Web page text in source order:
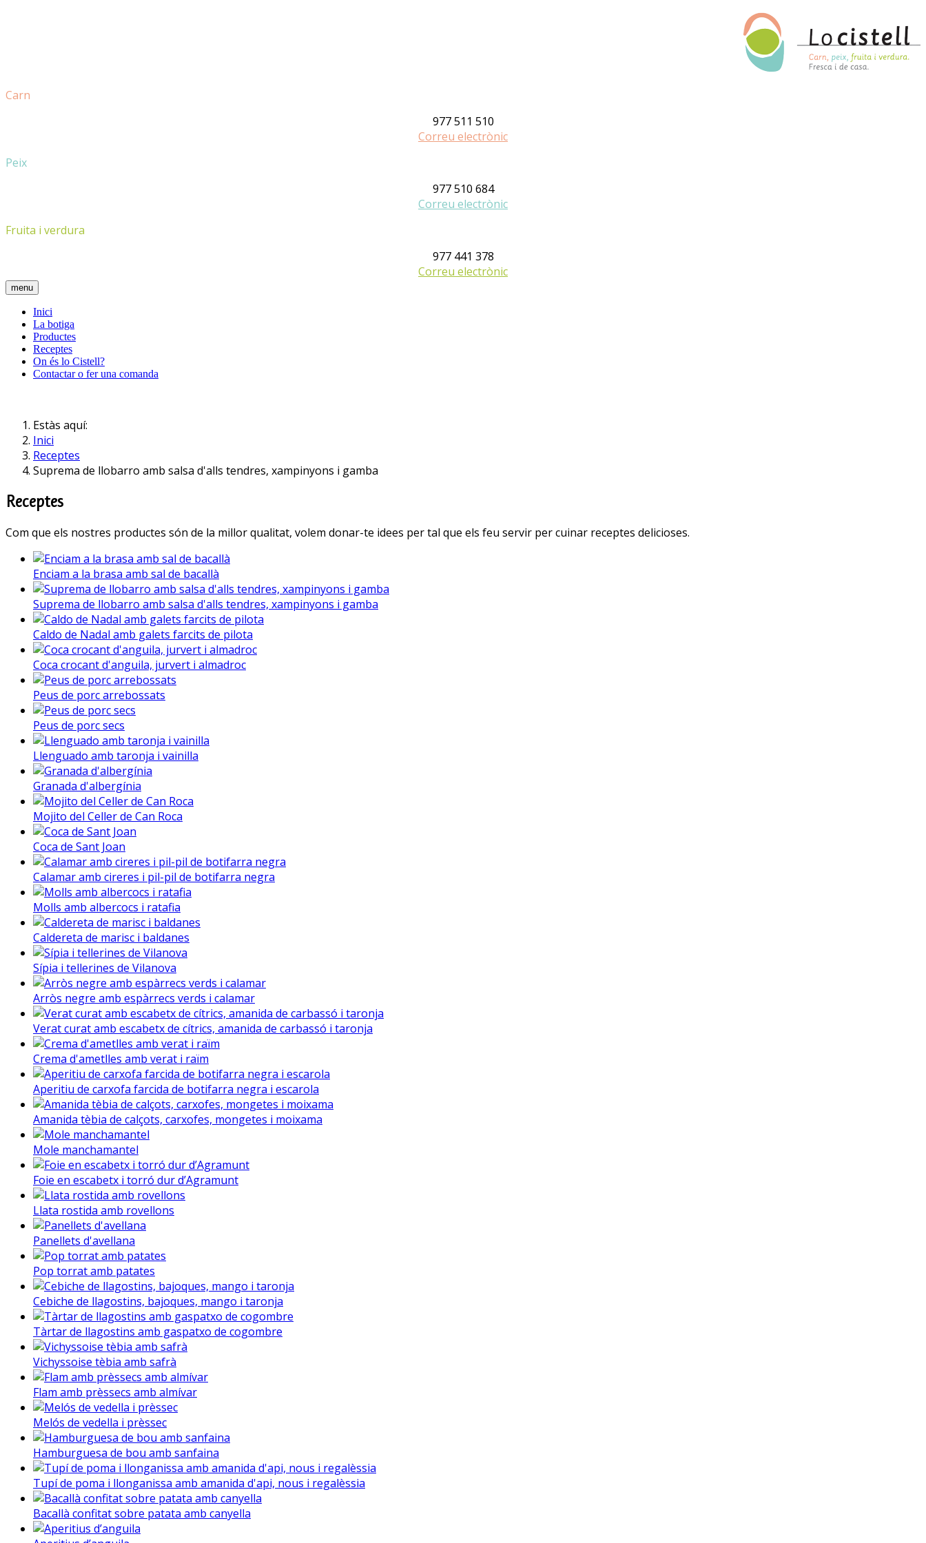
Carn
977 511 510
Correu electrònic
Peix
977 510 684
Correu electrònic
Fruita i verdura
977 441 378
Correu electrònic
menu
Inici
La botiga
Productes
Receptes
On és lo Cistell?
Contactar o fer una comanda
Estàs aquí:
Inici
Receptes
Suprema de llobarro amb salsa d'alls tendres, xampinyons i gamba
Receptes
Com que els nostres productes són de la millor qualitat, volem donar-te idees per tal que els feu servir per cuinar receptes delicioses.
Enciam a la brasa amb sal de bacallà
Suprema de llobarro amb salsa d'alls tendres, xampinyons i gamba
Caldo de Nadal amb galets farcits de pilota
Coca crocant d'anguila, jurvert i almadroc
Peus de porc arrebossats
Peus de porc secs
Llenguado amb taronja i vainilla
Granada d'albergínia
Mojito del Celler de Can Roca
Coca de Sant Joan
Calamar amb cireres i pil-pil de botifarra negra
Molls amb albercocs i ratafia
Caldereta de marisc i baldanes
Sípia i tellerines de Vilanova
Arròs negre amb espàrrecs verds i calamar
Verat curat amb escabetx de cítrics, amanida de carbassó i taronja
Crema d'ametlles amb verat i raïm
Aperitiu de carxofa farcida de botifarra negra i escarola
Amanida tèbia de calçots, carxofes, mongetes i moixama
Mole manchamantel
Foie en escabetx i torró dur d’Agramunt
Llata rostida amb rovellons
Panellets d'avellana
Pop torrat amb patates
Cebiche de llagostins, bajoques, mango i taronja
Tàrtar de llagostins amb gaspatxo de cogombre
Vichyssoise tèbia amb safrà
Flam amb prèssecs amb almívar
Melós de vedella i prèssec
Hamburguesa de bou amb sanfaina
Tupí de poma i llonganissa amb amanida d'api, nous i regalèssia
Bacallà confitat sobre patata amb canyella